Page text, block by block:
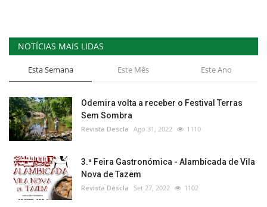
NOTÍCIAS MAIS LIDAS
Esta Semana Este Mês Este Ano
Odemira volta a receber o Festival Terras
Sem Sombra
Revista Descla Ago 31, 2022 1110
3.ª Feira Gastronómica - Alambicada de Vila
Nova de Tazem
Revista Descla Set 27, 2022 1102